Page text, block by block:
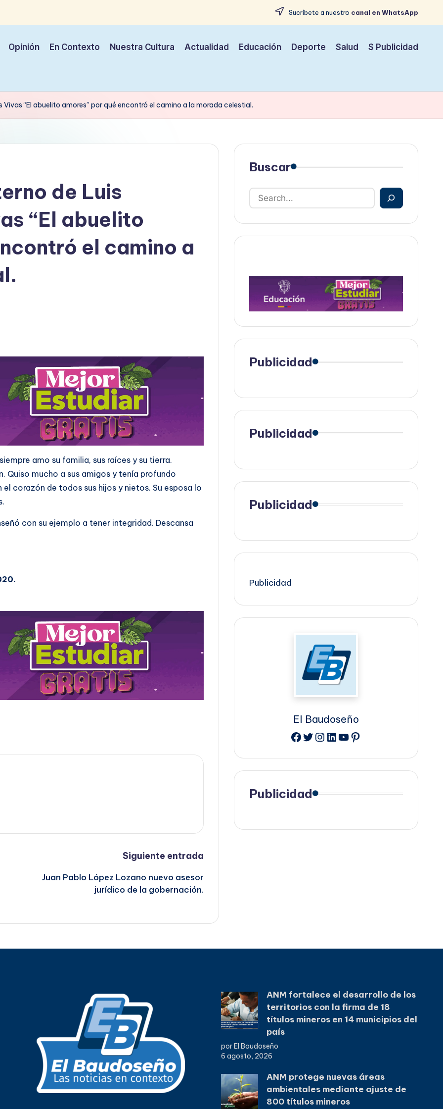
Sucríbete a nuestro canal en WhatsApp
Opinión En Contexto Nuestra Cultura Actualidad Educación Deporte Salud $ Publicidad
“El abuelito amores” por qué encontró el camino a la morada celestial.
de Luis
“El abuelito
el camino a
amo su familia, sus raíces y su tierra.
Quiso mucho a sus amigos y tenía profundo
corazón de todos sus hijos y nietos. Su esposa lo
con su ejemplo a tener integridad. Descansa
Siguiente entrada
Juan Pablo López Lozano nuevo asesor
jurídico de la gobernación.
Buscar
Publicidad
Publicidad
Publicidad
Publicidad
El Baudoseño
Facebook
Twitter
Instagram
LinkedIn
YouTube
Pinterest
Publicidad
ANM fortalece el desarrollo de los
territorios con la firma de 18
títulos mineros en 14 municipios del
país
por El Baudoseño
6 agosto, 2026
ANM protege nuevas áreas
ambientales mediante ajuste de
800 títulos mineros